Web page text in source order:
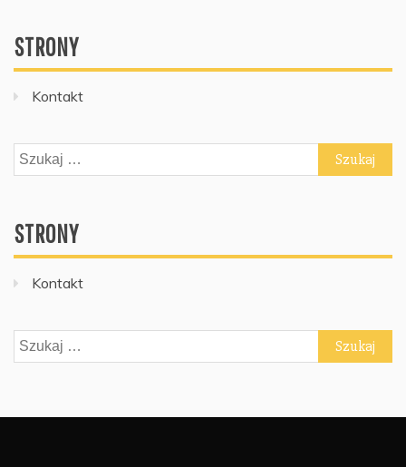
STRONY
Kontakt
Szukaj:
STRONY
Kontakt
Szukaj: